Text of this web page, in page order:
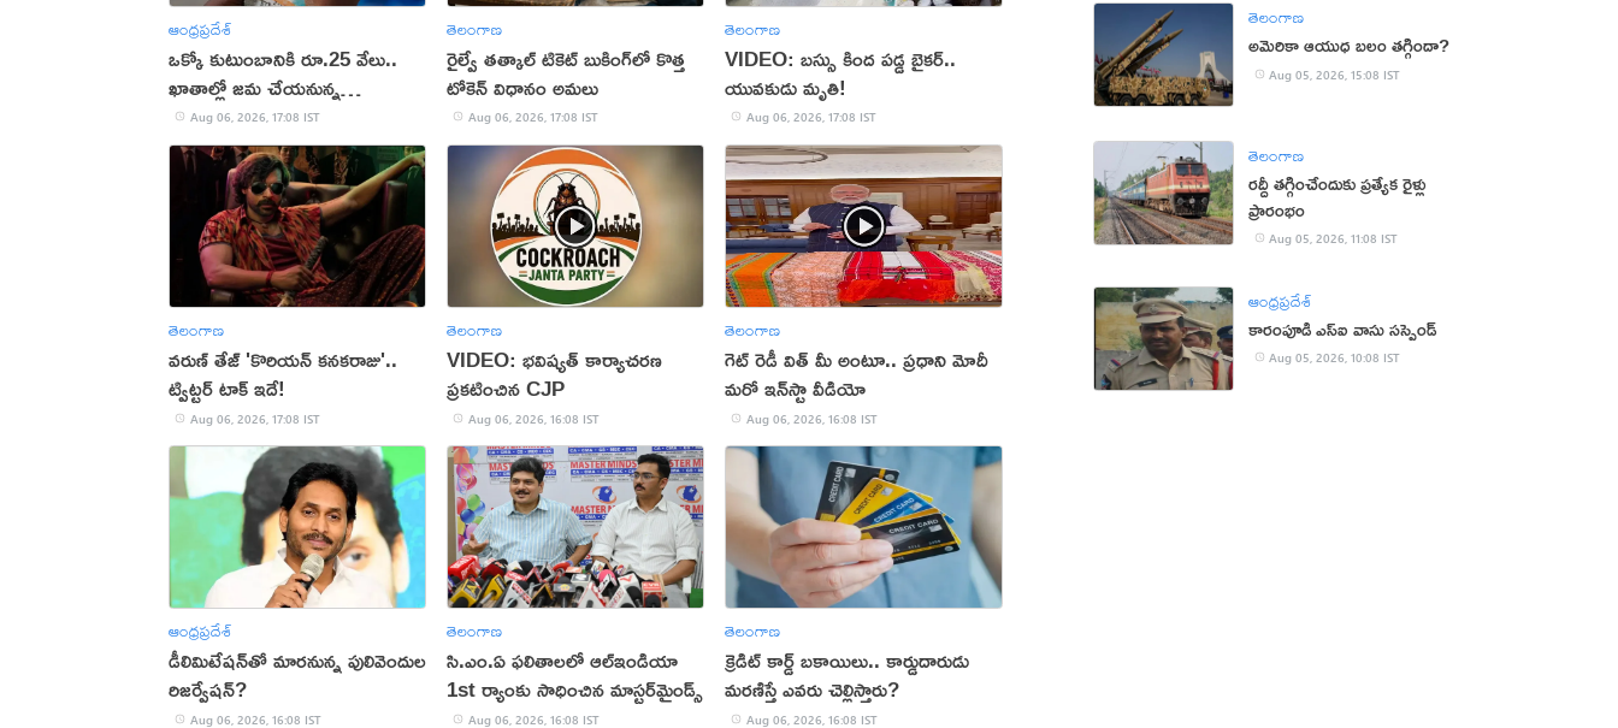
ఆంధ్రప్రదేశ్
ఒక్కో కుటుంబానికి రూ.25 వేలు..
ఖాతాల్లో జ‌మ చేయ‌నున్న
ప్ర‌భుత్వం..!
Aug 06, 2026, 17:08 IST
తెలంగాణ
రైల్వే తత్కాల్ టికెట్ బుకింగ్‌లో కొత్త
టోకెన్ విధానం అమలు
Aug 06, 2026, 17:08 IST
తెలంగాణ
VIDEO: బస్సు కింద పడ్డ బైకర్..
యువకుడు మృతి!
Aug 06, 2026, 17:08 IST
తెలంగాణ
వరుణ్ తేజ్ 'కొరియన్ కనకరాజు'..
ట్విట్టర్ టాక్ ఇదే!
Aug 06, 2026, 17:08 IST
తెలంగాణ
VIDEO: భవిష్యత్ కార్యాచరణ
ప్రకటించిన CJP
Aug 06, 2026, 16:08 IST
తెలంగాణ
గెట్ రెడీ విత్ మీ అంటూ.. ప్రధాని మోదీ
మరో ఇన్‌స్టా వీడియో
Aug 06, 2026, 16:08 IST
ఆంధ్రప్రదేశ్
డీలిమిటేషన్‌తో మారనున్న పులివెందుల
రిజర్వేషన్?
Aug 06, 2026, 16:08 IST
తెలంగాణ
సి.ఎం.ఏ ఫలితాలలో ఆల్ఇండియా
1st ర్యాంకు సాధించిన మాస్టర్‌మైండ్స్
Aug 06, 2026, 16:08 IST
తెలంగాణ
క్రెడిట్ కార్డ్ బకాయిలు.. కార్డుదారుడు
మరణిస్తే ఎవరు చెల్లిస్తారు?
Aug 06, 2026, 16:08 IST
తెలంగాణ
అమెరికా ఆయుధ బలం తగ్గిందా?
Aug 05, 2026, 15:08 IST
తెలంగాణ
రద్దీ తగ్గించేందుకు ప్రత్యేక రైళ్లు
ప్రారంభం
Aug 05, 2026, 11:08 IST
ఆంధ్రప్రదేశ్
కారంపూడి ఎస్ఐ వాసు స‌స్పెండ్‌
Aug 05, 2026, 10:08 IST